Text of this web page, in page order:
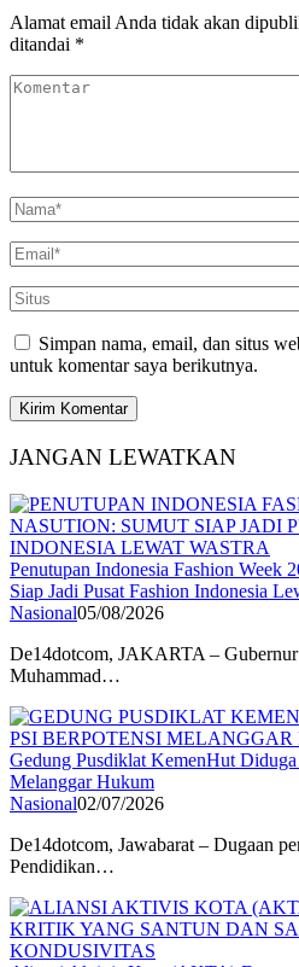
Alamat email Anda tidak akan
ditandai *
Simpan nama, email, dan situs
untuk komentar saya berikutnya.
JANGAN LEWATKAN
Penutupan Indonesia Fashion Week
Siap Jadi Pusat Fashion Indonesia
Nasional05/08/2026
De14dotcom, JAKARTA –
Muhammad…
Gedung Pusdiklat KemenHut
Melanggar Hukum
Nasional02/07/2026
De14dotcom, Jawabarat – Dugaan
Pendidikan…